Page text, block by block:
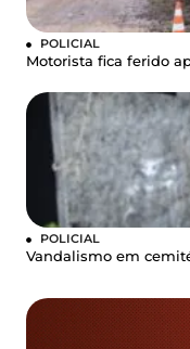
POLICIAL
Motorista fica ferido
POLICIAL
Vandalismo em